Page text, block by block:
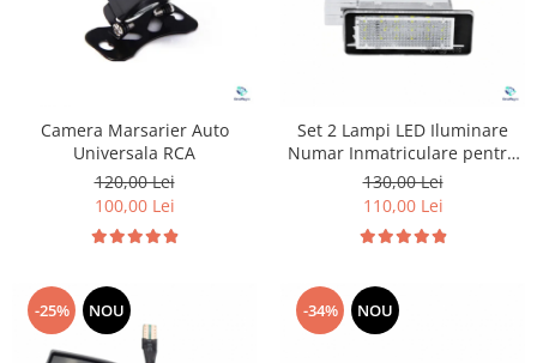
Camera Marsarier Auto
Universala RCA
120,00 Lei
100,00 Lei
Set 2 Lampi LED Iluminare
Numar Inmatriculare pentru
Renault Clio
130,00 Lei
110,00 Lei
-25% NOU -34% NOU